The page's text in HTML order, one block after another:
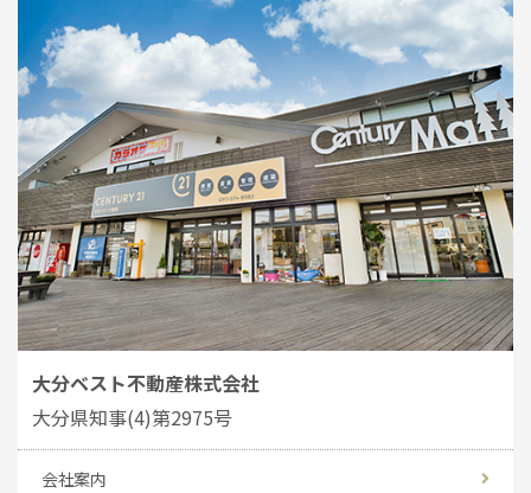
大分ベスト不動産株式会社
大分県知事(4)第2975号
会社案内